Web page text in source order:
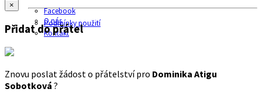
Facebook
O nás
Podmínky použití
Kontakt
×
Přidat do přátel
Znovu poslat žádost o přátelství pro Dominika Atigu
Sobotková ?